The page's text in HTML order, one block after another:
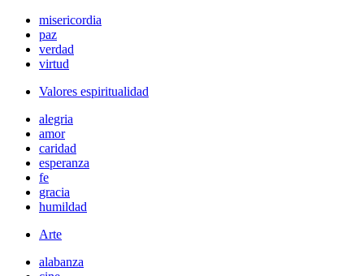
misericordia
paz
verdad
virtud
Valores espiritualidad
alegria
amor
caridad
esperanza
fe
gracia
humildad
Arte
alabanza